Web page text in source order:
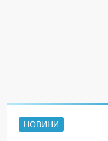
НОВИНИ